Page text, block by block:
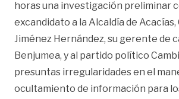
horas una investigación preliminar
excandidato a la Alcaldía de
Jiménez Hernández, su gerente de
Benjumea, y al partido político
presuntas irregularidades en el
ocultamiento de información para